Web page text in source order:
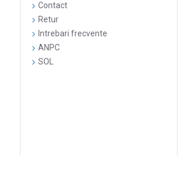
Contact
Retur
Intrebari frecvente
ANPC
SOL